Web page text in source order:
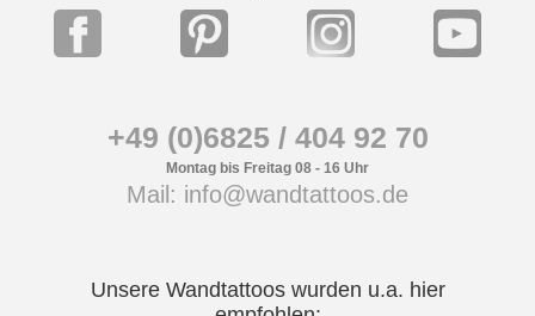
+49 (0)6825 / 404 92 70
Montag bis Freitag 08 - 16 Uhr
Mail: info@wandtattoos.de
Unsere Wandtattoos wurden u.a. hier